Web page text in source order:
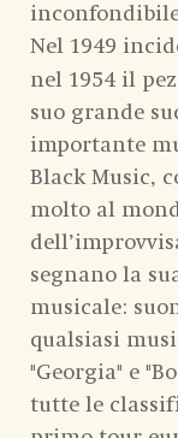
Nel 1949
nel 1954 il
suo grande
importante
Black Music,
molto al
segnano la
musicale:
qualsiasi
"Georgia" e
tutte le